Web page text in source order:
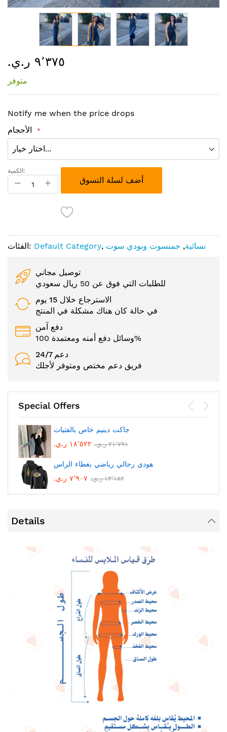
إلى
معرض
الصور
٩٬٣٧٥ ر.ي.‏
متوفر
Notify me when the price drops
الأحجام
الكمية:
أضف لسلة التسوق
الفئات: Default Category, نسائية, جمبسوت وبودي سوت
توصيل مجاني
للطلبات التي فوق عن 50 ريال سعودي
الاسترجاع خلال 15 يوم
في حالة كان هناك مشكلة في المنتج
دفع آمن
وسائل دفع أمنه ومعتمدة 100%
24/7 دعم
فريق دعم مختص ومتوفر لأجلك
Special Offers
جاكت دينيم خاص بالفتيات
١٨٬٥٢٢ ر.ي.‏
٢١٬٧٩١ ر.ي.‏
هودي رجالي رياضي بغطاء الراس
٧٬٩٠٧ ر.ي.‏
١٣٬١٨٢ ر.ي.‏
Details